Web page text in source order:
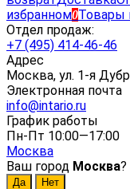
избранном0Товары
Отдел продаж:
+7 (495) 414-46-46
Адрес
Москва, ул. 1-я
Электронная почта
info@intario.ru
График работы
Пн-Пт 10:00—17:00
Москва
Ваш город Москва?